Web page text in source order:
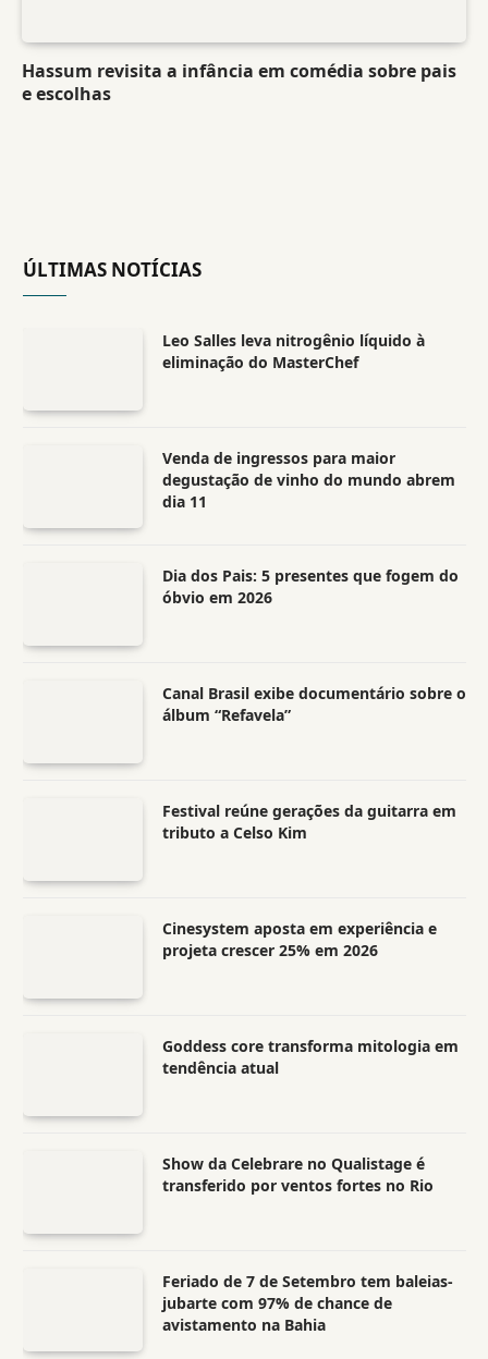
Hassum revisita a infância em comédia sobre pais
e escolhas
ÚLTIMAS NOTÍCIAS
Leo Salles leva nitrogênio líquido à
eliminação do MasterChef
Venda de ingressos para maior
degustação de vinho do mundo abrem
dia 11
Dia dos Pais: 5 presentes que fogem do
óbvio em 2026
Canal Brasil exibe documentário sobre o
álbum “Refavela”
Festival reúne gerações da guitarra em
tributo a Celso Kim
Cinesystem aposta em experiência e
projeta crescer 25% em 2026
Goddess core transforma mitologia em
tendência atual
Show da Celebrare no Qualistage é
transferido por ventos fortes no Rio
Feriado de 7 de Setembro tem baleias-
jubarte com 97% de chance de
avistamento na Bahia